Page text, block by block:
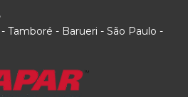
Tamboré - Barueri - São Paulo -